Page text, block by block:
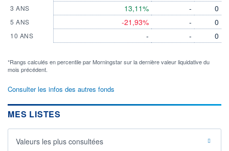
3 ANS
5 ANS
10 ANS
13,11%
-21,93%
-
-
-
-
0
0
0
*Rangs calculés en percentile par Morningstar sur la dernière valeur liquidative du
mois précédent.
Consulter les infos des autres fonds
MES LISTES
Valeurs les plus consultées